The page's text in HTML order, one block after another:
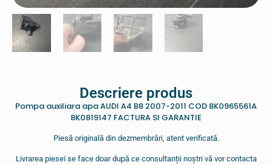
Descriere produs
Pompa auxiliara apa AUDI A4 B8 2007-2011 COD 8K0965561A
8K0819147 FACTURA SI GARANTIE
Piesă originală din dezmembrări, atent verificată.
Livrarea piesei se face doar după ce consultanții noștri vă vor contacta